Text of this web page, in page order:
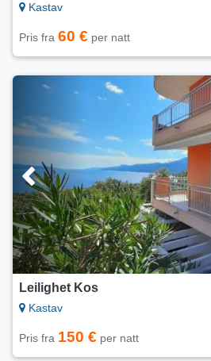
Kastav
Pris fra 60 € per natt
Leilighet Kos
Kastav
Pris fra 150 € per natt